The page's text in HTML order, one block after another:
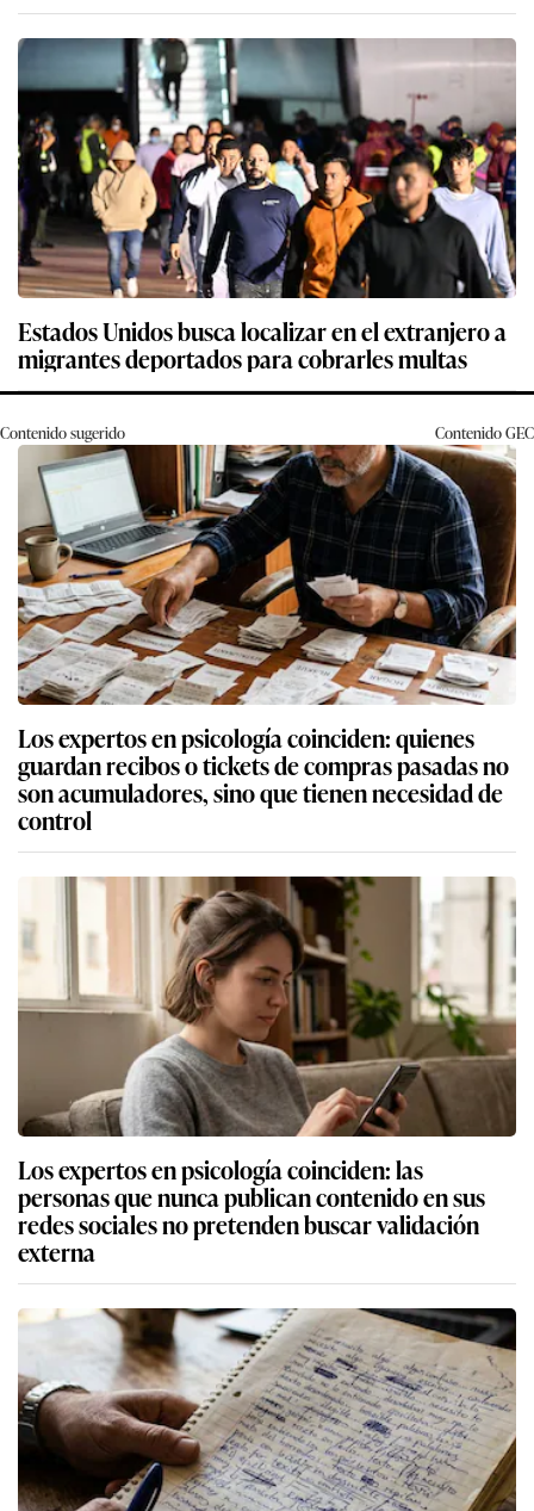
Estados Unidos busca localizar en el extranjero a
migrantes deportados para cobrarles multas
Contenido sugerido ContenidoGEC
Los expertos en psicología coinciden: quienes
guardan recibos o tickets de compras pasadas no
son acumuladores, sino que tienen necesidad de
control
Los expertos en psicología coinciden: las
personas que nunca publican contenido en sus
redes sociales no pretenden buscar validación
externa